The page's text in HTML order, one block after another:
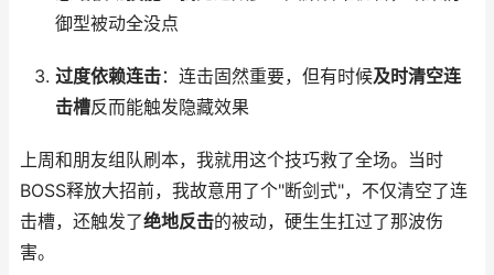
御型被动全没点
过度依赖连击：连击固然重要，但有时候及时清空连
击槽反而能触发隐藏效果
上周和朋友组队刷本，我就用这个技巧救了全场。当时
BOSS释放大招前，我故意用了个"断剑式"，不仅清空了连
击槽，还触发了绝地反击的被动，硬生生扛过了那波伤
害。